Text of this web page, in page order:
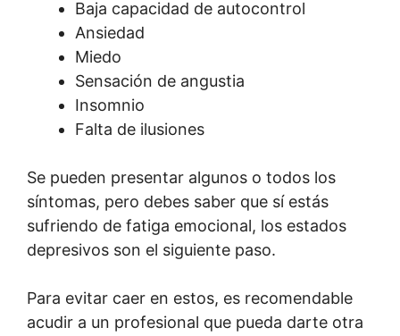
Baja capacidad de autocontrol
Ansiedad
Miedo
Sensación de angustia
Insomnio
Falta de ilusiones
Se pueden presentar algunos o todos los
síntomas, pero debes saber que sí estás
sufriendo de fatiga emocional, los estados
depresivos son el siguiente paso.
Para evitar caer en estos, es recomendable
acudir a un profesional que pueda darte otra